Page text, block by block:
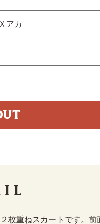
アカ
枚重ねスカートです。前